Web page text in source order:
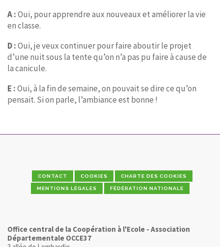
A :Oui, pour apprendre aux nouveaux et améliorer la vie
en classe.
D :Oui, je veux continuer pour faire aboutir le projet
d’une nuit sous la tente qu’on n’a pas pu faire à cause de
la canicule.
E :Oui, à la fin de semaine, on pouvait se dire ce qu’on
pensait. Si on parle, l’ambiance est bonne !
CONTACT COOKIES CHARTE DES COOKIES
MENTIONS LÉGALES FÉDÉRATION NATIONALE
Office central de la Coopération à l'Ecole - Association
Départementale OCCE37